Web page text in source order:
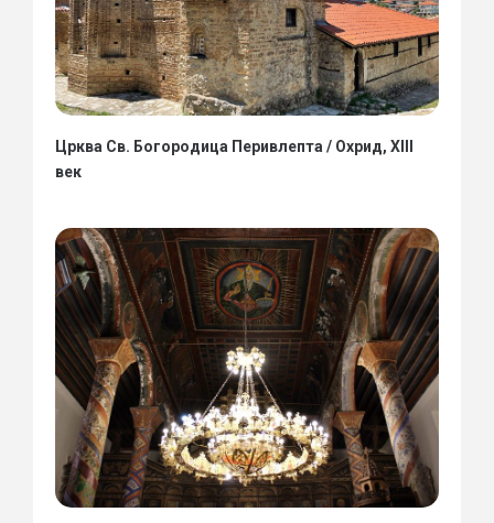
Црква Св. Богородица Перивлепта / Охрид, XIII
век